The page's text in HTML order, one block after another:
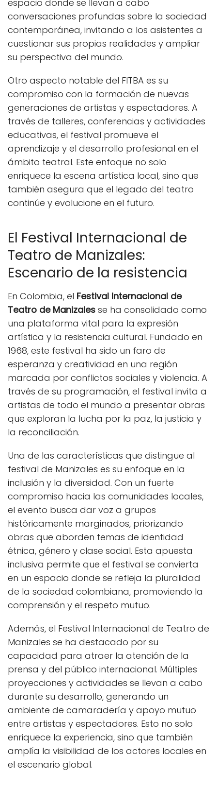
espacio donde se llevan a cabo
conversaciones profundas sobre la sociedad
contemporánea, invitando a los asistentes a
cuestionar sus propias realidades y ampliar
su perspectiva del mundo.
Otro aspecto notable del FITBA es su
compromiso con la formación de nuevas
generaciones de artistas y espectadores. A
través de talleres, conferencias y actividades
educativas, el festival promueve el
aprendizaje y el desarrollo profesional en el
ámbito teatral. Este enfoque no solo
enriquece la escena artística local, sino que
también asegura que el legado del teatro
continúe y evolucione en el futuro.
El Festival Internacional de
Teatro de Manizales:
Escenario de la resistencia
En Colombia, el Festival Internacional de
Teatro de Manizales se ha consolidado como
una plataforma vital para la expresión
artística y la resistencia cultural. Fundado en
1968, este festival ha sido un faro de
esperanza y creatividad en una región
marcada por conflictos sociales y violencia. A
través de su programación, el festival invita a
artistas de todo el mundo a presentar obras
que exploran la lucha por la paz, la justicia y
la reconciliación.
Una de las características que distingue al
festival de Manizales es su enfoque en la
inclusión y la diversidad. Con un fuerte
compromiso hacia las comunidades locales,
el evento busca dar voz a grupos
históricamente marginados, priorizando
obras que aborden temas de identidad
étnica, género y clase social. Esta apuesta
inclusiva permite que el festival se convierta
en un espacio donde se refleja la pluralidad
de la sociedad colombiana, promoviendo la
comprensión y el respeto mutuo.
Además, el Festival Internacional de Teatro de
Manizales se ha destacado por su
capacidad para atraer la atención de la
prensa y del público internacional. Múltiples
proyecciones y actividades se llevan a cabo
durante su desarrollo, generando un
ambiente de camaradería y apoyo mutuo
entre artistas y espectadores. Esto no solo
enriquece la experiencia, sino que también
amplía la visibilidad de los actores locales en
el escenario global.